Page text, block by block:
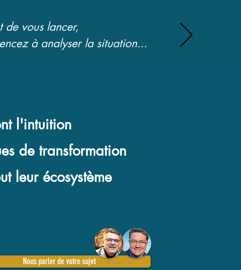
de vous lancer,
à analyser la situation...
Nous parler de votre sujet
l'intuition
de transformation
leur écosystème